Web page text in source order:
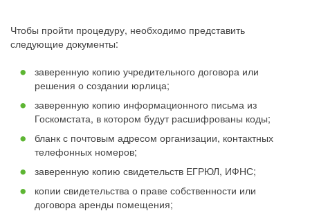
Чтобы пройти процедуру, необходимо представить
следующие документы:
заверенную копию учредительного договора или
решения о создании юрлица;
заверенную копию информационного письма из
Госкомстата, в котором будут расшифрованы коды;
бланк с почтовым адресом организации, контактных
телефонных номеров;
заверенную копию свидетельств ЕГРЮЛ, ИФНС;
копии свидетельства о праве собственности или
договора аренды помещения;